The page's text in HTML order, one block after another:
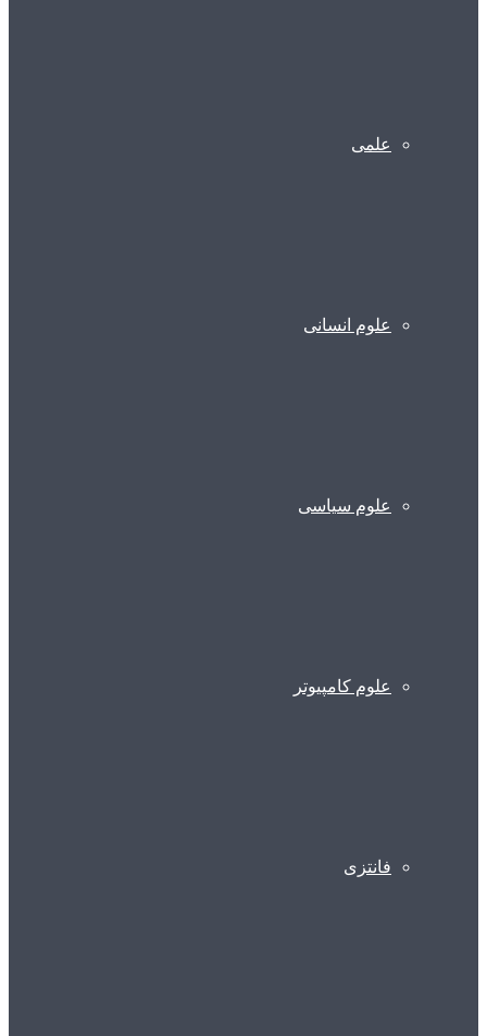
علمی
علوم انسانی
علوم سیاسی
علوم کامپیوتر
فانتزی